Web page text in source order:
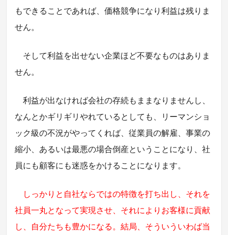
もできることであれば、価格競争になり利益は残りま
せん。
そして利益を出せない企業ほど不要なものはありま
せん。
利益が出なければ会社の存続もままなりませんし、
なんとかギリギリやれているとしても、リーマンショ
ック級の不況がやってくれば、従業員の解雇、事業の
縮小、あるいは最悪の場合倒産ということになり、社
員にも顧客にも迷惑をかけることになります。
しっかりと自社ならではの特徴を打ち出し、それを
社員一丸となって実現させ、それによりお客様に貢献
し、自分たちも豊かになる。結局、そういういわば当